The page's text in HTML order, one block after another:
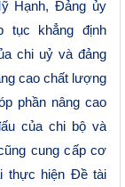
Hạnh, Đảng ủy
tục
khẳng định
chi uỷ và đảng
cao chất lượng
phần nâng cao
củachi bộvà
cung cấpcơ
thực hiện Đề tài